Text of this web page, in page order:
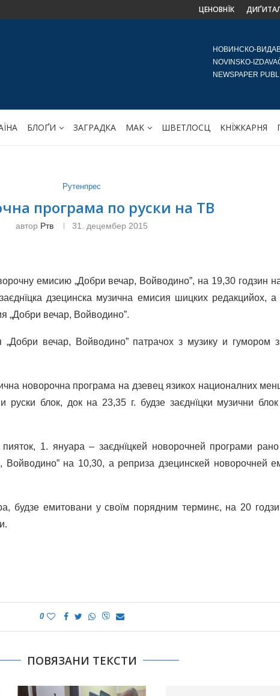
ЦЕНОВНЇК
НОВИНСКО-
NOVINSKO-
NEWSPAPER
БЛОҐИ ЗАГРАДКА МАK ШВЕТЛОСЦ KНЇЖКАРНЯ
Рутенпрес
програма по руски на ТВ
автор Ртв 31. децембер 2015
емисию „Добри вечар, Войводино”, на 19,30 годзин
дзецинска музична емисия шицких редакцийох, а
„Добри вечар, Войводино”.
вечар, Войводино” патрачох з музику и гумором
новорочна програма на дзевец язикох националних
руски блок, док на 23,35 г. будзе заєднїцки музични
1. януара – заєднїцкей новорочней програми
Войводино” на 10,30, а реприза дзецинскей новорочней
будзе емитовани у своїм порядним терминє, на 20
0
ПОВЯЗАНИ ТЕКСТИ